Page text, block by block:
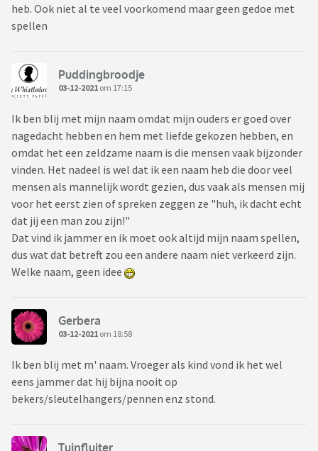
heb. Ook niet al te veel voorkomend maar geen gedoe met
spellen
Puddingbroodje
03-12-2021 om 17:15
Ik ben blij met mijn naam omdat mijn ouders er goed over
nagedacht hebben en hem met liefde gekozen hebben, en
omdat het een zeldzame naam is die mensen vaak bijzonder
vinden. Het nadeel is wel dat ik een naam heb die door veel
mensen als mannelijk wordt gezien, dus vaak als mensen mij
voor het eerst zien of spreken zeggen ze "huh, ik dacht echt
dat jij een man zou zijn!"
Dat vind ik jammer en ik moet ook altijd mijn naam spellen,
dus wat dat betreft zou een andere naam niet verkeerd zijn.
Welke naam, geen idee
Gerbera
03-12-2021 om 18:58
Ik ben blij met m' naam. Vroeger als kind vond ik het wel
eens jammer dat hij bijna nooit op
bekers/sleutelhangers/pennen enz stond.
Tuinfluiter